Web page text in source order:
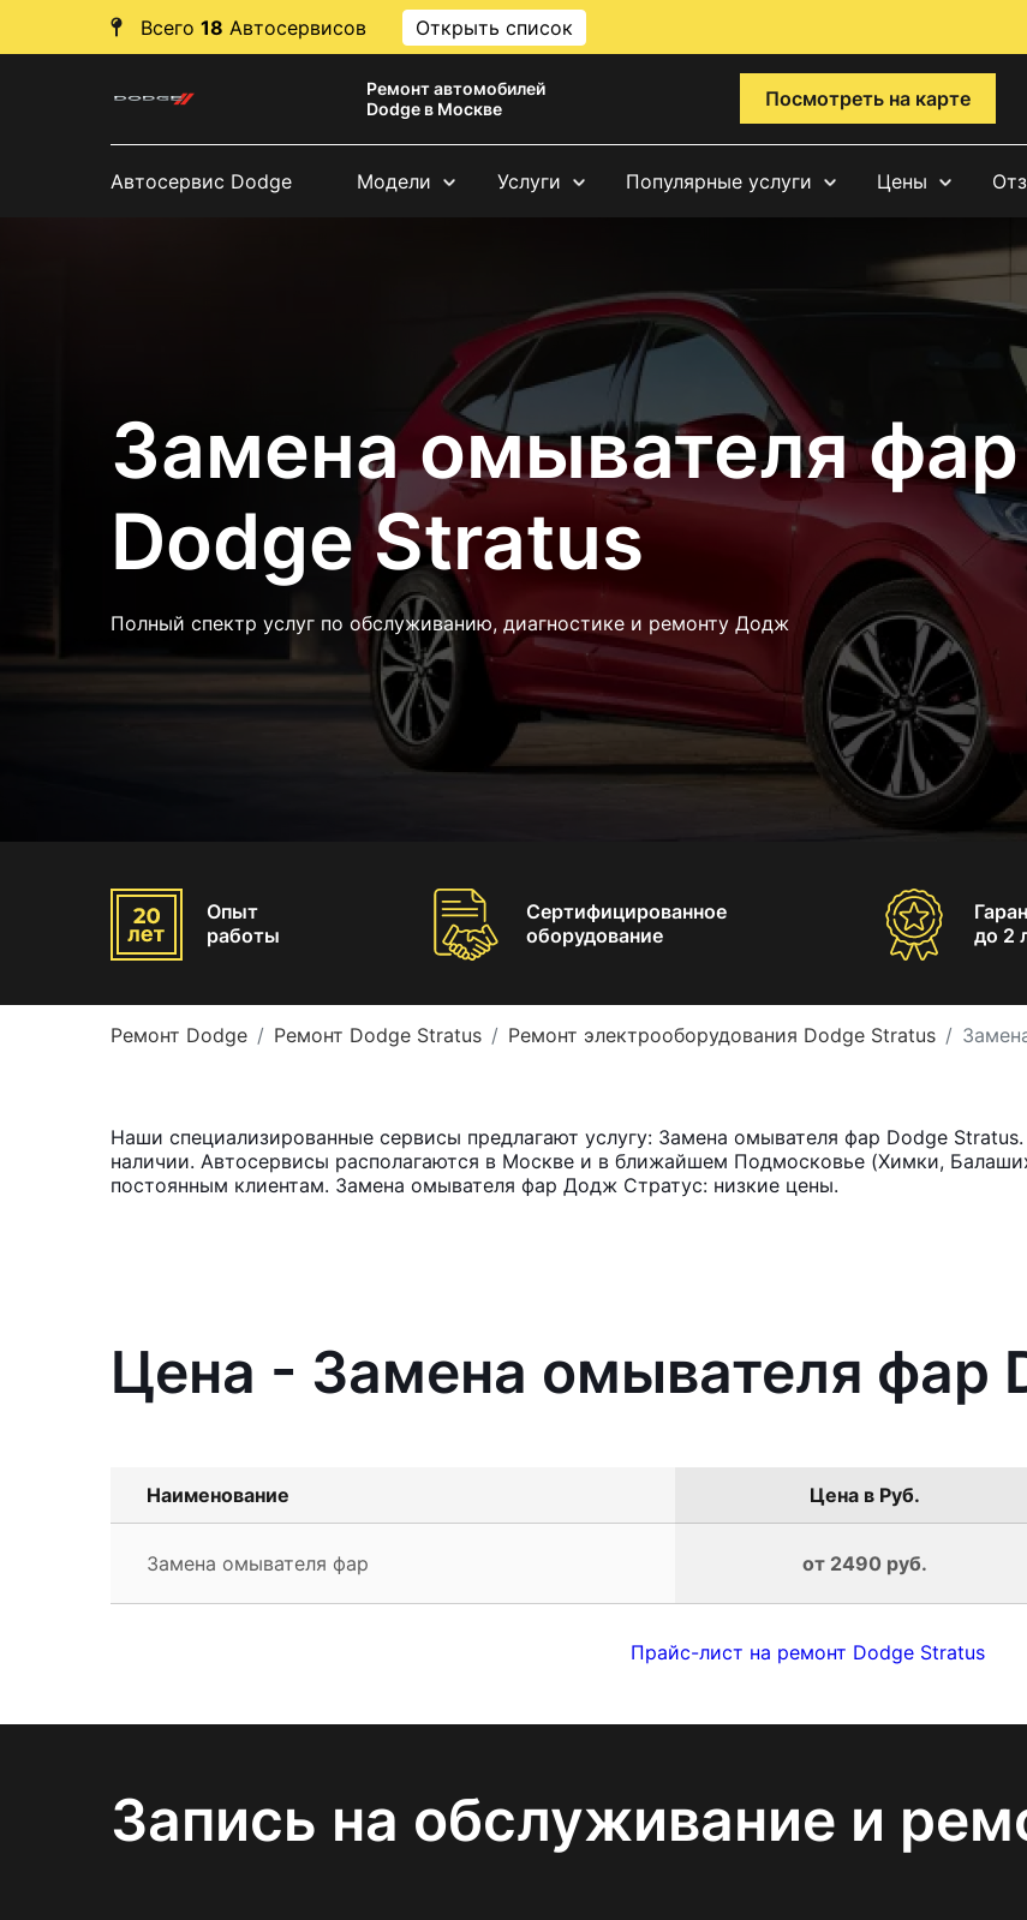
Всего 18 Автосервисов Открыть список
Ремонт автомобилей
Dodge в Москве
Посмотреть на карте
Автосервис Dodge Модели Услуги Популярные услуги Цены
Замена омывателя фар
Dodge Stratus
Полный спектр услуг по обслуживанию, диагностике и ремонту Додж
Опыт
работы
Сертифицированное
оборудование
до 2
Ремонт Dodge Ремонт Dodge Stratus Ремонт электрооборудования Dodge Stratus
Наши специализированные сервисы предлагают услугу: Замена омывателя фар Dodge
наличии. Автосервисы располагаются в Москве и в ближайшем Подмосковье (Химки,
постоянным клиентам. Замена омывателя фар Додж Стратус: низкие цены.
Цена - Замена омывателя фар
Наименование Цена в Руб.
Замена омывателя фар от 2490 руб.
Прайс-лист на ремонт Dodge Stratus
Запись на обслуживание и